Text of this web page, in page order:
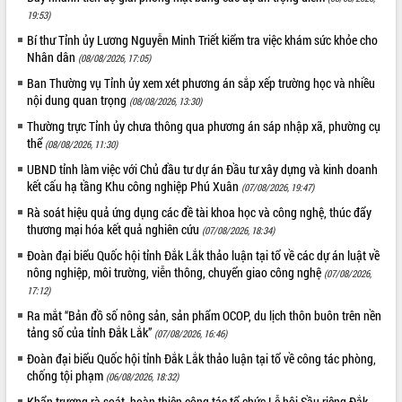
HĐND tỉnh thông qua điều chỉnh Quy
hoạch tỉnh thời kỳ 2021-2030
Hội thảo góp ý hồ sơ điều chỉnh quy
hoạch tỉnh Đắk Lắk thời kỳ 2021-2030,
tầm nhìn đến năm 2050
Nâng cao hiệu quả hoạt động của các
doanh nghiệp nhà nước
Hội nghị triển khai kết nối mạng
truyền số liệu chuyên dùng phục vụ cơ
quan Đảng, Nhà nước
Lễ phát động chuỗi hoạt động chung
tay làm sạch môi trường
công tác cải cách hành chính mô hình
mới
UBND tỉnh họp báo định kỳ tháng 4
năm 2026
Hội thảo khoa học “Giải pháp thúc đẩy
phát triển nền kinh tế xanh tại tỉnh
Đắk Lắk”
19:53)
Bí thư Tỉnh ủy Lương Nguyễn Minh Triết kiểm tra việc khám sức khỏe cho
Nhân dân (08/08/2026, 17:05)
Ban Thường vụ Tỉnh ủy xem xét phương án sắp xếp trường học và nhiều
nội dung quan trọng (08/08/2026, 13:30)
Thường trực Tỉnh ủy chưa thông qua phương án sáp nhập xã, phường cụ
thể (08/08/2026, 11:30)
UBND tỉnh làm việc với Chủ đầu tư dự án Đầu tư xây dựng và kinh doanh
kết cấu hạ tầng Khu công nghiệp Phú Xuân (07/08/2026, 19:47)
Rà soát hiệu quả ứng dụng các đề tài khoa học và công nghệ, thúc đẩy
thương mại hóa kết quả nghiên cứu (07/08/2026, 18:34)
Đoàn đại biểu Quốc hội tỉnh Đắk Lắk thảo luận tại tổ về các dự án luật về
nông nghiệp, môi trường, viễn thông, chuyển giao công nghệ (07/08/2026,
17:12)
Ra mắt “Bản đồ số nông sản, sản phẩm OCOP, du lịch thôn buôn trên nền
tảng số của tỉnh Đắk Lắk” (07/08/2026, 16:46)
Đoàn đại biểu Quốc hội tỉnh Đắk Lắk thảo luận tại tổ về công tác phòng,
chống tội phạm (06/08/2026, 18:32)